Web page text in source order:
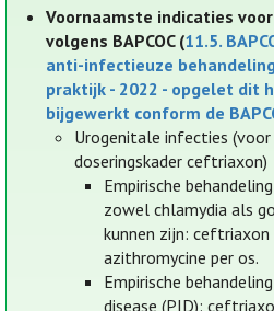
Voornaamste indicaties
volgens BAPCOC (11.5.
anti-infectieuze
praktijk - 2022 - opgelet dit
bijgewerkt conform de
Urogenitale infecties (voor
doseringskader ceftriaxon)
Empirische
zowel chlamydia als
kunnen zijn:
azithromycine per os.
Empirische
disease (PID):